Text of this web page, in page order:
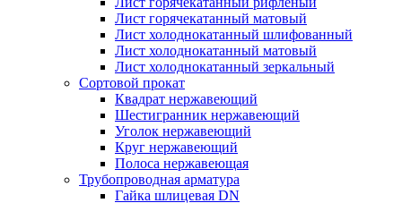
Лист горячекатанный матовый
Лист холоднокатанный шлифованный
Лист холоднокатанный матовый
Лист холоднокатанный зеркальный
Сортовой прокат
Квадрат нержавеющий
Шестигранник нержавеющий
Уголок нержавеющий
Круг нержавеющий
Полоса нержавеющая
Трубопроводная арматура
Гайка шлицевая DN